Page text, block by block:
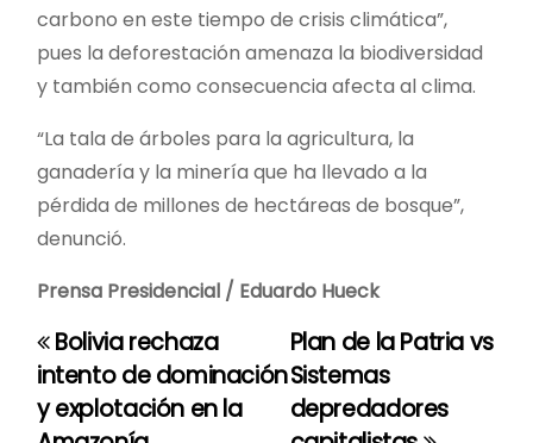
carbono en este tiempo de crisis climática”,
pues la deforestación amenaza la biodiversidad
y también como consecuencia afecta al clima.
“La tala de árboles para la agricultura, la
ganadería y la minería que ha llevado a la
pérdida de millones de hectáreas de bosque”,
denunció.
Prensa Presidencial / Eduardo Hueck
N
a
Plan de la Patria vs
Sistemas
depredadores
Bolivia rechaza
intento de dominación
y explotación en la